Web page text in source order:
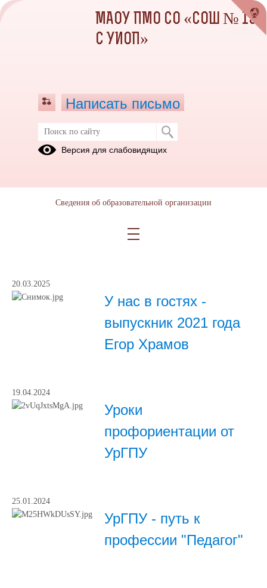
Профориентационная деятельность
20.03.2025
У нас в гостях -
выпускник 2021 года
Егор Храмов
19.04.2024
Уроки
профориентации от
УрГПУ
25.01.2024
УрГПУ - путь к
профессии "Педагог"
МАОУ ПМО СО «СОШ № 13
С УИОП»
Написать письмо
Версия для слабовидящих
Сведения об образовательной организации